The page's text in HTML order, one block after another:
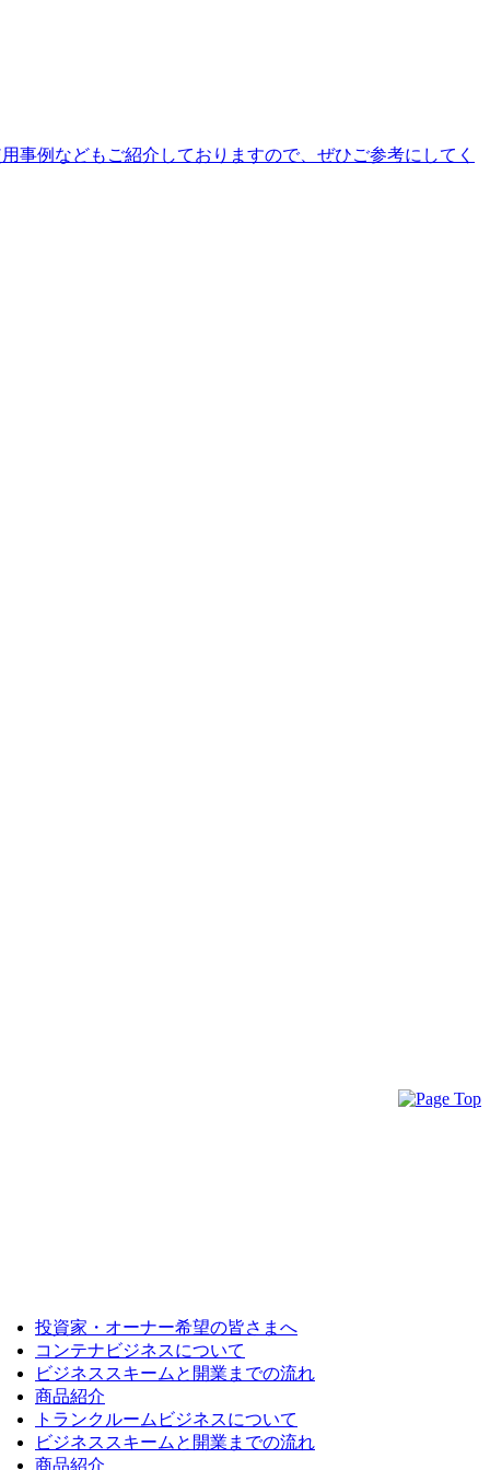
投資家・オーナー希望の皆さまへ
コンテナビジネスについて
ビジネススキームと開業までの流れ
商品紹介
トランクルームビジネスについて
ビジネススキームと開業までの流れ
商品紹介